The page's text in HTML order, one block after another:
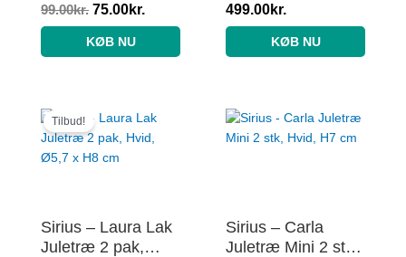
99.00kr. 75.00kr.
KØB NU
499.00kr.
KØB NU
Tilbud!
Sirius – Laura Lak
Juletræ 2 pak,
oprindelige
pris
var:
Sirius – Carla
Juletræ Mini 2 stk,